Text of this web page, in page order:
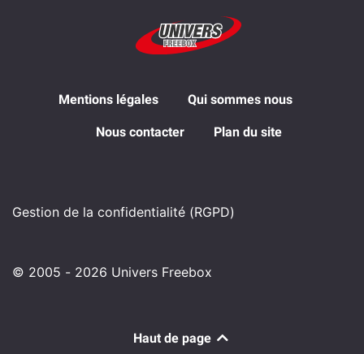
Mentions légales Qui sommes nous
Nous contacter Plan du site
Gestion de la confidentialité (RGPD)
© 2005 - 2026 Univers Freebox
Haut de page